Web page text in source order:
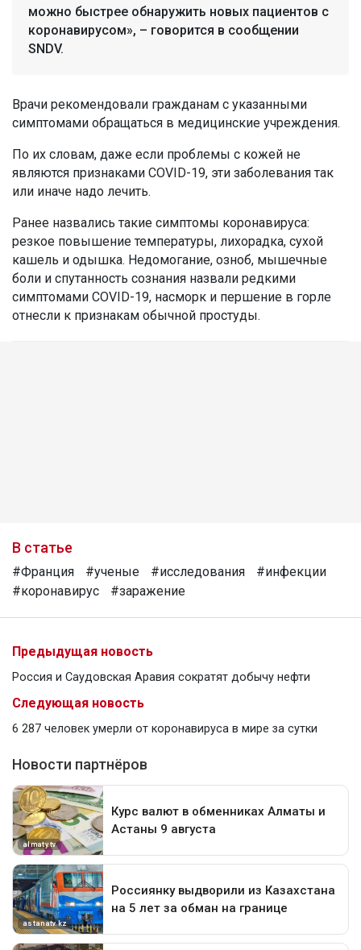
можно быстрее обнаружить новых пациентов с
коронавирусом», – говорится в сообщении
SNDV.
Врачи рекомендовали гражданам с указанными
симптомами обращаться в медицинские учреждения.
По их словам, даже если проблемы с кожей не
являются признаками COVID-19, эти заболевания так
или иначе надо лечить.
Ранее назвались такие симптомы коронавируса:
резкое повышение температуры, лихорадка, сухой
кашель и одышка. Недомогание, озноб, мышечные
боли и спутанность сознания назвали редкими
симптомами COVID-19, насморк и першение в горле
отнесли к признакам обычной простуды.
В статье
#Франция #ученые #исследования
#инфекции
#коронавирус
#заражение
Предыдущая новость
Россия и Саудовская Аравия сократят добычу нефти
Следующая новость
6 287 человек умерли от коронавируса в мире за сутки